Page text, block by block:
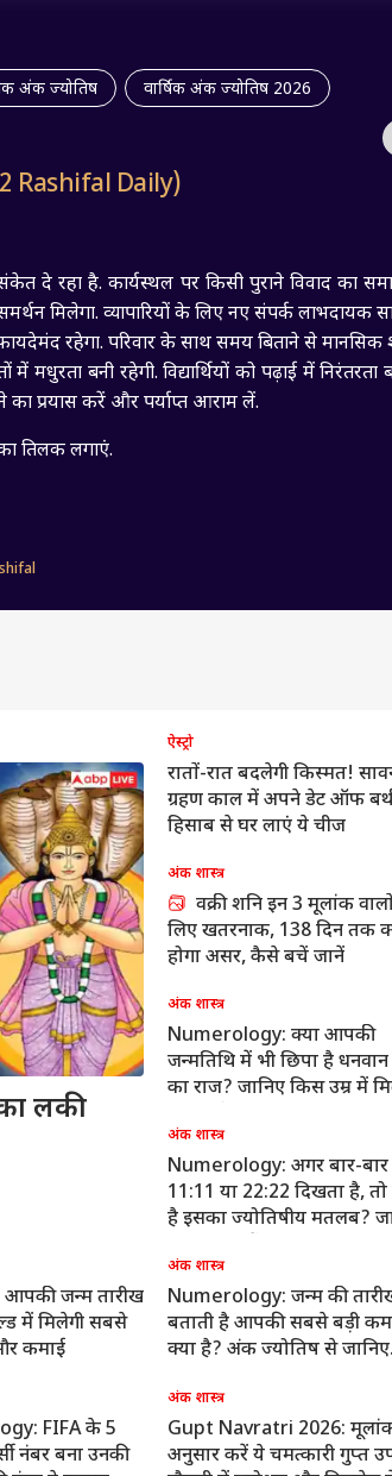
अंक ज्योतिष वार्षिक अंक ज्योतिष 2026
Rashifal Daily)
रहा है. कार्यस्थल पर किसी पुराने विवाद का
मिलेगा. व्यापारियों के लिए नए संपर्क लाभदायक
रहेगा. परिवार के साथ समय बिताने से मानसिक
मधुरता बनी रहेगी. विद्यार्थियों को पढ़ाई में निरंतरता
प्रयास करें और पर्याप्त आराम लें.
तिलक लगाएं.
लकी
ऐस्ट्रो
रातों-रात बदलेगी किस्मत!
ग्रहण काल में अपने डेट ऑफ
हिसाब से घर लाएं ये चीज
अंक शास्त्र
वक्री शनि इन 3 मूलांक
लिए खतरनाक, 138 दिन तक
होगा असर, कैसे बचें जानें
अंक शास्त्र
Numerology: क्या आपकी
जन्मतिथि में भी छिपा है
का राज? जानिए किस उम्र में
अंक शास्त्र
Numerology: अगर बार-बार
11:11 या 22:22 दिखता है, तो
है इसका ज्योतिषीय मतलब?
जन्म तारीख
में मिलेगी सबसे
कमाई
अंक शास्त्र
Numerology: जन्म की
बताती है आपकी सबसे बड़ी
क्या है? अंक ज्योतिष से जानिए
FIFA के 5
नंबर बना उनकी
अंक शास्त्र
Gupt Navratri 2026:
अनुसार करें ये चमत्कारी गुप्त
बिहार
RJD की इकाइयां भंग होने पर
रोहिणी आचार्य का बड़ा
इंडिया
पीएम मोदी की बैठक में
पहली पंक्ति में सयानी घोष,